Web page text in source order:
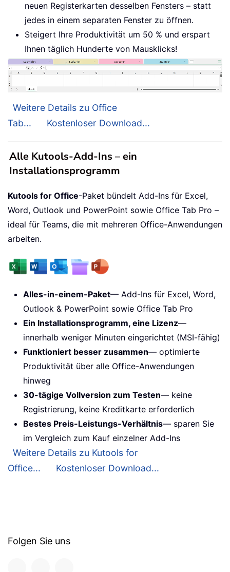
neuen Registerkarten desselben Fensters – statt
jedes in einem separaten Fenster zu öffnen.
Steigert Ihre Produktivität um 50 % und erspart
Ihnen täglich Hunderte von Mausklicks!
Weitere Details zu Office
Tab...
Kostenloser Download...
Alle Kutools-Add-Ins – ein
Installationsprogramm
Kutools for Office-Paket bündelt Add-Ins für Excel,
Word, Outlook und PowerPoint sowie Office Tab Pro –
ideal für Teams, die mit mehreren Office-Anwendungen
arbeiten.
Alles-in-einem-Paket— Add-Ins für Excel, Word,
Outlook & PowerPoint sowie Office Tab Pro
Ein Installationsprogramm, eine Lizenz—
innerhalb weniger Minuten eingerichtet (MSI-fähig)
Funktioniert besser zusammen— optimierte
Produktivität über alle Office-Anwendungen
hinweg
30-tägige Vollversion zum Testen— keine
Registrierung, keine Kreditkarte erforderlich
Bestes Preis-Leistungs-Verhältnis— sparen Sie
im Vergleich zum Kauf einzelner Add-Ins
Weitere Details zu Kutools for
Office...
Kostenloser Download...
Folgen Sie uns